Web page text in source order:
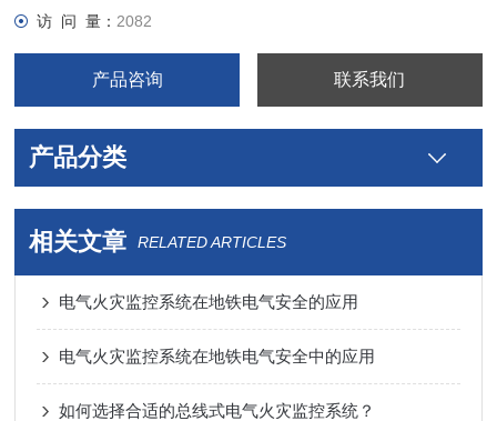
访 问 量： 2082
产品咨询 联系我们
产品分类
相关文章 RELATED ARTICLES
电气火灾监控系统在地铁电气安全的应用
电气火灾监控系统在地铁电气安全中的应用
如何选择合适的总线式电气火灾监控系统？